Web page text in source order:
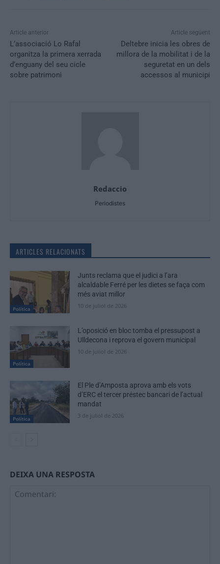
Article anterior
L’associació Lo Rafal
organitza la primera xerrada
d’enguany del seu cicle
sobre patrimoni
Article següent
Deltebre inicia les obres de
millora de la mobilitat i de la
seguretat en un dels
accessos al municipi
Redaccio
Periodistes
ARTICLES RELACIONATS
Política
Junts reclama que el judici a l’ara
alcaldable Ferré per les dietes se faça com
més aviat millor
10 de juliol de 2026
Política
L’oposició en bloc tomba el pressupost a
Ulldecona i reprova el govern municipal
10 de juliol de 2026
Política
El Ple d’Amposta aprova amb els vots
d’ERC el tercer préstec bancari de l’actual
mandat
3 de juliol de 2026
DEIXA UNA RESPOSTA